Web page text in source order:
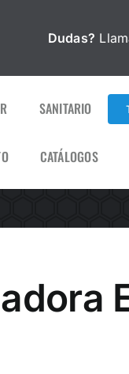
Dudas?
SANITARIO
CATÁLOGOS